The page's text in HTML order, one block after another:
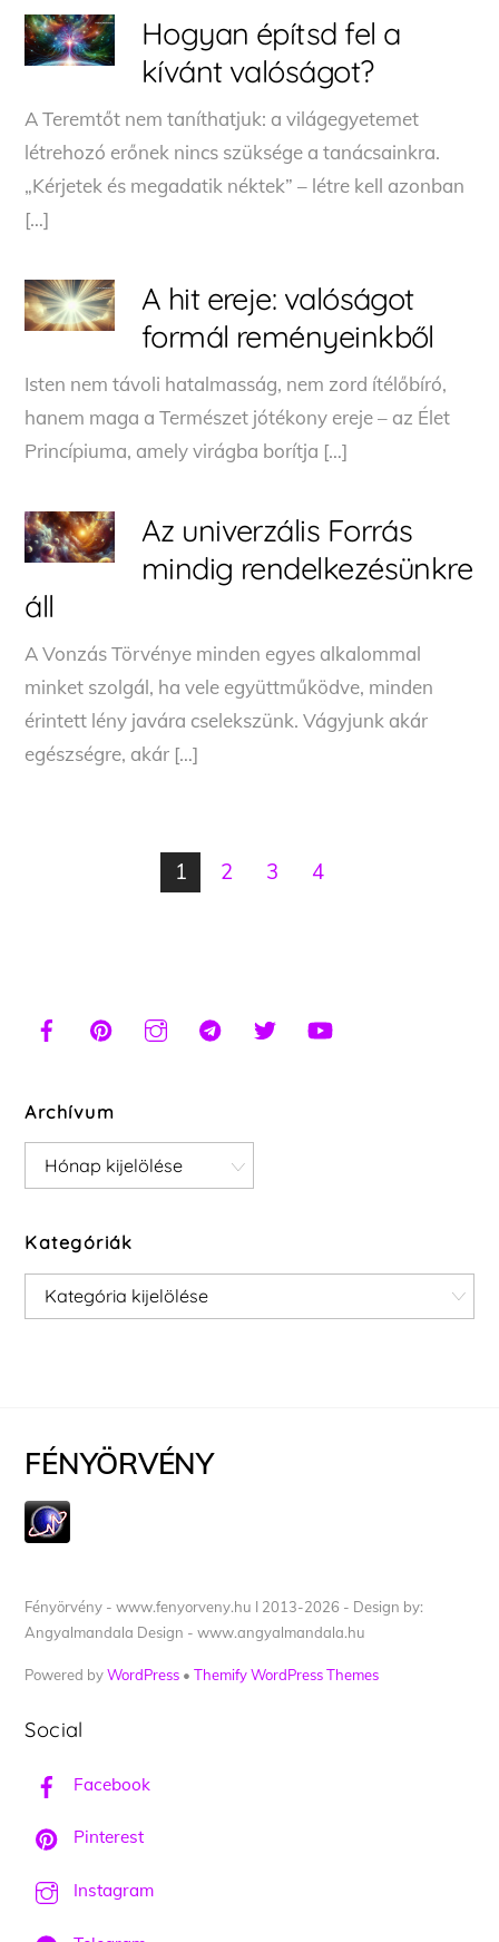
Hogyan építsd fel a
kívánt valóságot?
A Teremtőt nem taníthatjuk: a világegyetemet
létrehozó erőnek nincs szüksége a tanácsainkra.
„Kérjetek és megadatik néktek” – létre kell azonban
[…]
A hit ereje: valóságot
formál reményeinkből
Isten nem távoli hatalmasság, nem zord ítélőbíró,
hanem maga a Természet jótékony ereje – az Élet
Princípiuma, amely virágba borítja […]
Az univerzális Forrás
mindig rendelkezésünkre
áll
A Vonzás Törvénye minden egyes alkalommal
minket szolgál, ha vele együttműködve, minden
érintett lény javára cselekszünk. Vágyjunk akár
egészségre, akár […]
1 2 3 4
Archívum
Archívum
Kategóriák
Kategóriák
FÉNYÖRVÉNY
Fényörvény - www.fenyorveny.hu I 2013-2026 - Design by:
Angyalmandala Design - www.angyalmandala.hu
Powered byWordPress •Themify WordPress Themes
Social
Facebook
Pinterest
Instagram